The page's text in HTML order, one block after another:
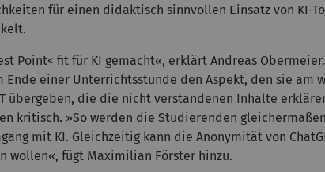
für einen didaktisch sinnvollen Einsatz von KI-
Point< fit für KI gemacht«, erklärt Andreas
einer Unterrichtsstunde den Aspekt, den sie am
übergeben, die die nicht verstandenen Inhalte
kritisch. »So werden die Studierenden
mit KI. Gleichzeitig kann die Anonymität von
wollen«, fügt Maximilian Förster hinzu.